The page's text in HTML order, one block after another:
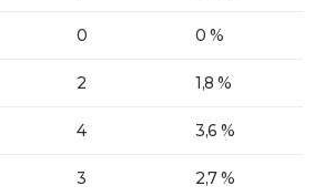
0 0 %
2 1,8 %
4 3,6 %
3 2,7 %